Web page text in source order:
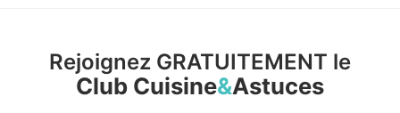
Rejoignez GRATUITEMENT le
Club Cuisine&Astuces